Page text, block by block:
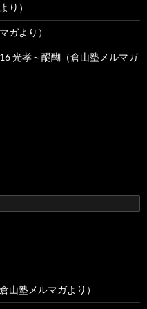
り）
ガより）
光孝～醍醐（倉山塾メルマガ
山塾メルマガより）